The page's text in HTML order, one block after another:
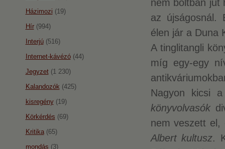
nem boltban jut
az újságosnál.
élen jár a Duna
A tinglitangli
míg egy-egy
Nagyon kicsi
könyvolvasók
nem veszett
Albert kultusz.
Házimozi (19)
Hír(994)
Interjú(516)
Internet-kávézó(44)
Jegyzet(1 230)
Kalandozók (425)
kisregény(19)
Körkérdés (69)
Kritika(65)
mondás (3)